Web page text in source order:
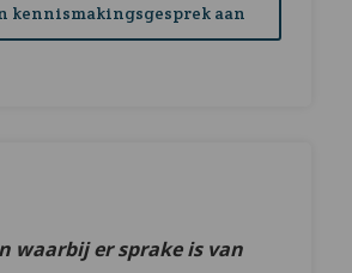
waarbij er sprake is van
kennismakingsgesprek aan